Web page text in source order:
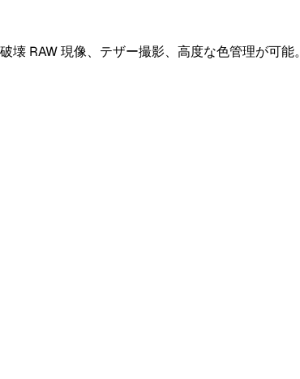
RAW 現像、テザー撮影、高度な色管理が可能。